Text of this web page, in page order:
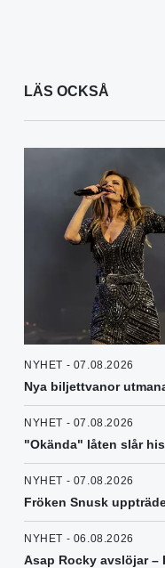
LÄS OCKSÅ
NYHET - 07.08.2026
Nya biljettvanor
NYHET - 07.08.2026
"Okända" låten slår
NYHET - 07.08.2026
Fröken Snusk
NYHET - 06.08.2026
Asap Rocky avslöjar